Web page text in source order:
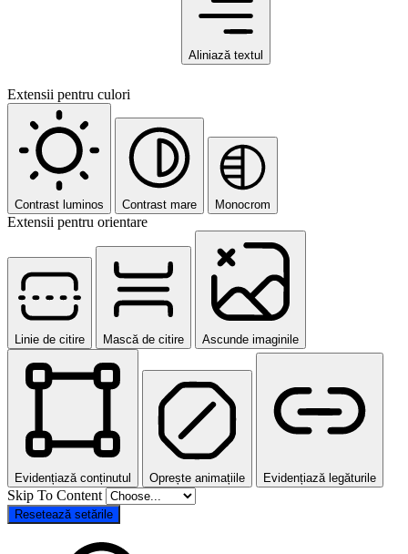
Aliniază textul
Extensii pentru culori
Contrast luminos Contrast mare Monocrom
Extensii pentru orientare
Linie de citire Mască de citire Ascunde imaginile
Evidențiază conținutul Oprește animațiile Evidențiază legăturile
Skip To Content
Resetează setările